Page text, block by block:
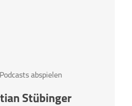
Podcasts abspielen
Stübinger